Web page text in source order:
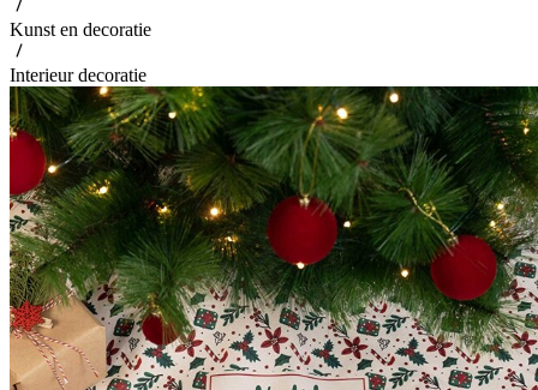
Kunst en decoratie
Interieur decoratie